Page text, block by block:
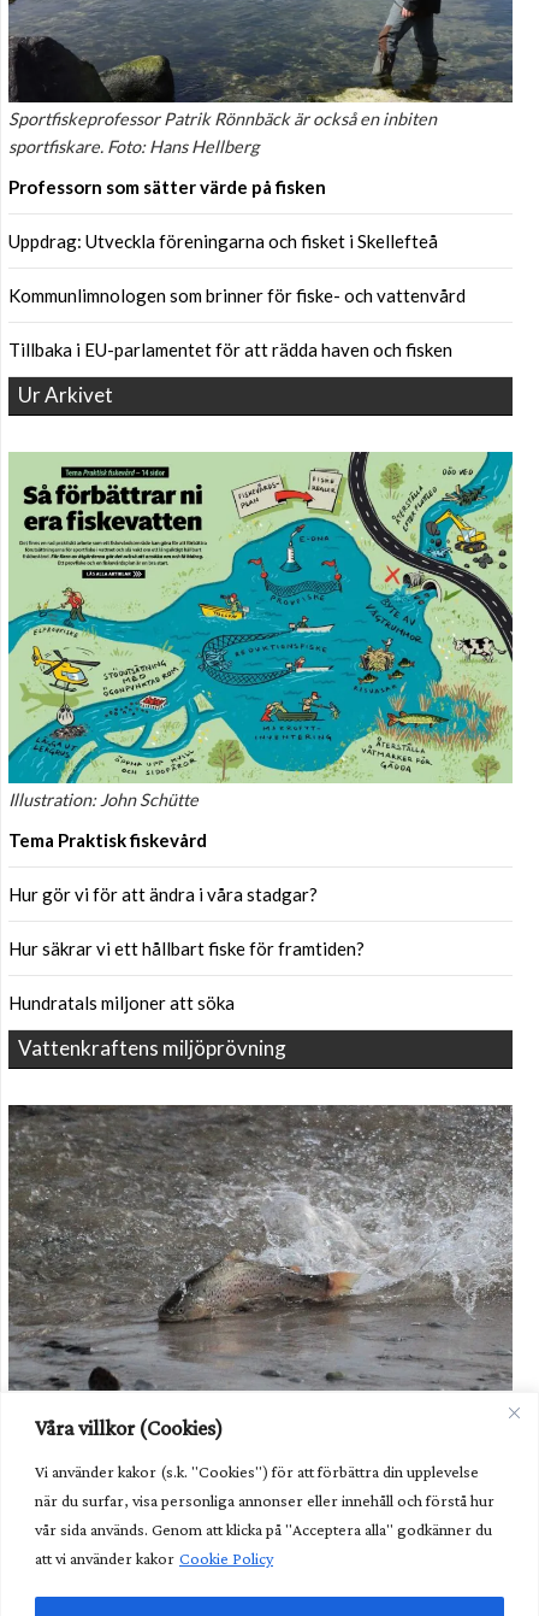
Våra villkor (Cookies)
Vi använder kakor (s.k. "Cookies") för att förbättra din upplevelse
när du surfar, visa personliga annonser eller innehåll och förstå hur
vår sida används. Genom att klicka på "Acceptera alla" godkänner du
att vi använder kakor Cookie Policy
Sportfiskeprofessor Patrik Rönnbäck är också en inbiten
sportfiskare. Foto: Hans Hellberg
Professorn som sätter värde på fisken
Uppdrag: Utveckla föreningarna och fisket i Skellefteå
Kommunlimnologen som brinner för fiske- och vattenvård
Tillbaka i EU-parlamentet för att rädda haven och fisken
Ur Arkivet
Illustration: John Schütte
Tema Praktisk fiskevård
Hur gör vi för att ändra i våra stadgar?
Hur säkrar vi ett hållbart fiske för framtiden?
Hundratals miljoner att söka
Vattenkraftens miljöprövning
odling av utsättning. Foto: Havs- och vattenmyndigheten.
Unik fisk behöver fortsatt hjälp
Kunglig glans över nya fiskvägen